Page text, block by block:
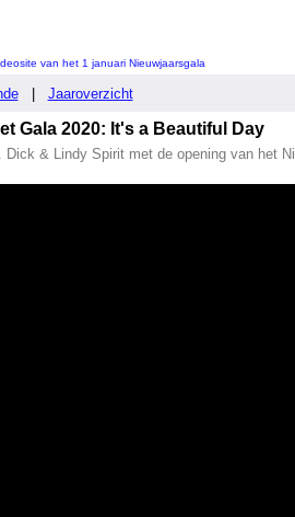
van het 1 januari Nieuwjaarsgala
Jaaroverzicht
Gala 2020: It's a Beautiful Day
Dick & Lindy Spirit met de opening van het